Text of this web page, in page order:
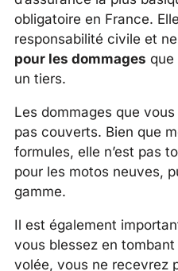
obligatoire en France.
responsabilité civile et
pour les dommages que
un tiers.
Les dommages que
pas couverts. Bien que
formules, elle n’est pas
pour les motos neuves,
gamme.
Il est également
vous blessez en
volée, vous ne recevrez